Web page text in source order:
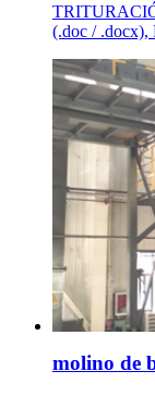
(.doc / .docx),
molino de